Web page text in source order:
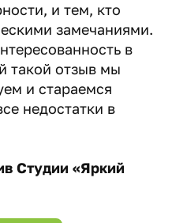
и тем, кто
замечаниями.
в
такой отзыв мы
и стараемся
недостатки в
Студии «Яркий